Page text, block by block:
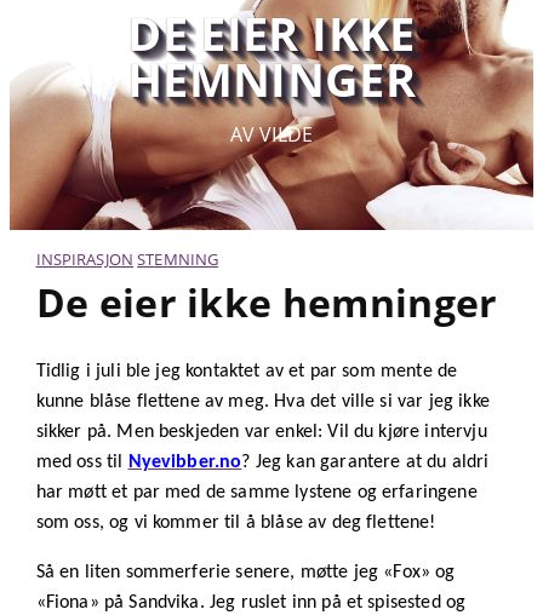
DE EIER IKKE
HEMNINGER
AV VILDE
INSPIRASJON STEMNING
De eier ikke hemninger
Tidlig i juli ble jeg kontaktet av et par som mente de
kunne blåse flettene av meg. Hva det ville si var jeg ikke
sikker på. Men beskjeden var enkel: Vil du kjøre intervju
med oss til Nyevibber.no? Jeg kan garantere at du aldri
har møtt et par med de samme lystene og erfaringene
som oss, og vi kommer til å blåse av deg flettene!
Så en liten sommerferie senere, møtte jeg «Fox» og
«Fiona» på Sandvika. Jeg ruslet inn på et spisested og